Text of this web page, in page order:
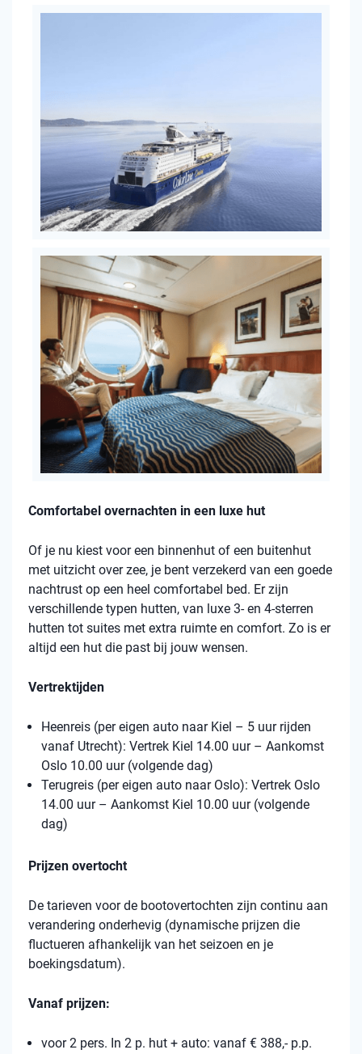
Comfortabel overnachten in een luxe hut
Of je nu kiest voor een binnenhut of een buitenhut
met uitzicht over zee, je bent verzekerd van een goede
nachtrust op een heel comfortabel bed. Er zijn
verschillende typen hutten, van luxe 3- en 4-sterren
hutten tot suites met extra ruimte en comfort. Zo is er
altijd een hut die past bij jouw wensen.
Vertrektijden
Heenreis (per eigen auto naar Kiel – 5 uur rijden
vanaf Utrecht): Vertrek Kiel 14.00 uur – Aankomst
Oslo 10.00 uur (volgende dag)
Terugreis (per eigen auto naar Oslo): Vertrek Oslo
14.00 uur – Aankomst Kiel 10.00 uur (volgende
dag)
Prijzen overtocht
De tarieven voor de bootovertochten zijn continu aan
verandering onderhevig (dynamische prijzen die
fluctueren afhankelijk van het seizoen en je
boekingsdatum).
Vanaf prijzen:
voor 2 pers. In 2 p. hut + auto: vanaf € 388,- p.p.